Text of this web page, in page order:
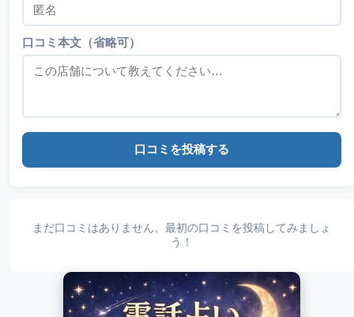
口コミ本文（省略可）
口コミを投稿する
まだ口コミはありません。最初の口コミを投稿してみましょ
う！